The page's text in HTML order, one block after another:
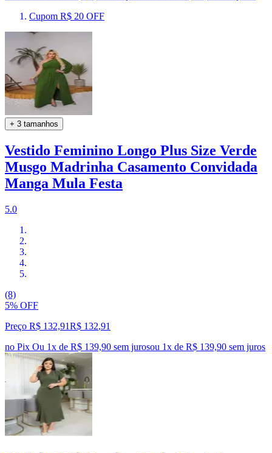
Cupom R$ 20 OFF
+ 3 tamanhos
Vestido Feminino Longo Plus Size Verde
Musgo Madrinha Casamento Convidada
Manga Mula Festa
5.0
(8)
5% OFF
Preço R$ 132,91R$ 132,91
no Pix Ou 1x de R$ 139,90 sem jurosou 1x de R$ 139,90 sem juros